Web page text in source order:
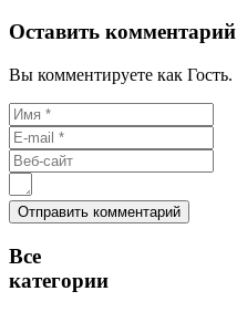
Оставить комментарий
Вы комментируете как Гость.
Все
категории